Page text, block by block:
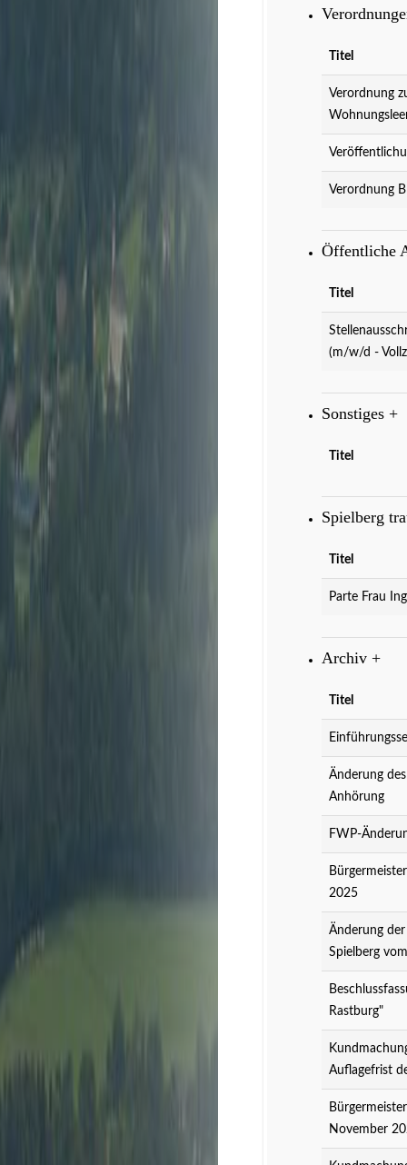
Titel
Verordnung
Verordnung
Öffentliche
Titel
(m/w/d -
Sonstiges +
Titel
Spielberg
Titel
Parte Frau
Archiv +
Titel
Änderung
Anhörung
FWP-
2025
Änderung
Spielberg
Rastburg"
Auflagefrist
November